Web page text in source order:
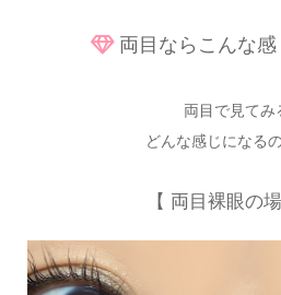
両目ならこんな
両目で見てみ
どんな感じになる
【 両目裸眼の